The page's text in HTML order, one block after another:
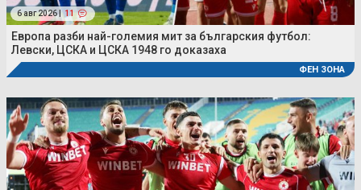
6 авг 2026 | 11
Европа разби най-големия мит за българския футбол:
Левски, ЦСКА и ЦСКА 1948 го доказаха
ФЕН ЗОНА